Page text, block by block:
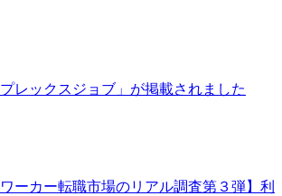
レックスジョブ」が掲載されました
ーカー転職市場のリアル調査第３弾】利